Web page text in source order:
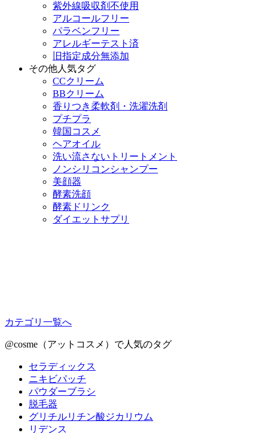
紫外線吸収剤不使用
アルコールフリー
パラベンフリー
アレルギーテスト済
旧指定成分無添加
その他人気タグ
CCクリーム
BBクリーム
香りつき柔軟剤・洗濯洗剤
プチプラ
韓国コスメ
ヘアオイル
洗い流さないトリートメント
ノンシリコンシャンプー
美顔器
酵素洗顔
酵素ドリンク
ダイエットサプリ
カテゴリ一覧へ
@cosme（アットコスメ）で人気のタグ
セラディックス
ニキビパッチ
パウダーブラシ
脱毛器
グリチルリチン酸ジカリウム
リデンス